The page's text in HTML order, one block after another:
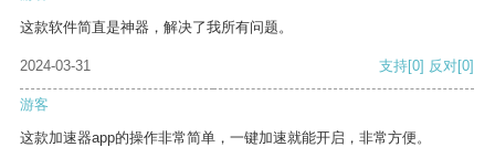
这款软件简直是神器，解决了我所有问题。
2024-03-31 支持[0] 反对[0]
游客
这款加速器app的操作非常简单，一键加速就能开启，非常方便。